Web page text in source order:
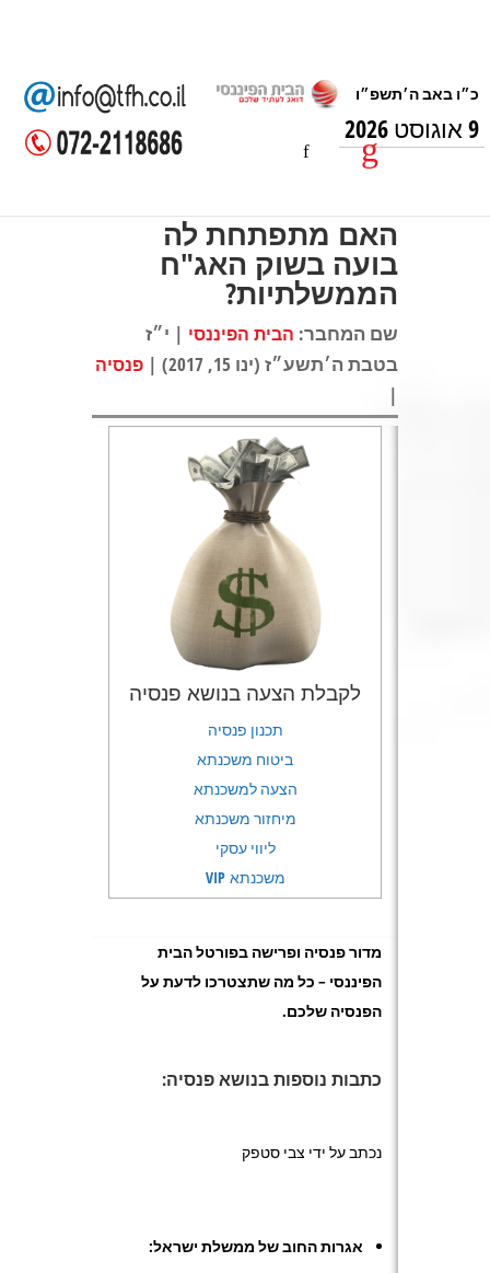
9 אוגוסט 2026
האם מתפתחת לה
בועה בשוק האג"ח
הממשלתיות?
שם המחבר: הבית הפיננסי | י״ז
בטבת ה׳תשע״ז (ינו 15, 2017) |
פנסיה
|
לקבלת הצעה בנושא פנסיה
תכנון פנסיה
ביטוח משכנתא
הצעה למשכנתא
מיחזור משכנתא
ליווי עסקי
משכנתא VIP
מדור פנסיה ופרישה בפורטל הבית
הפיננסי – כל מה שתצטרכו לדעת על
הפנסיה שלכם.
כתבות נוספות בנושא פנסיה:
נכתב על ידי צבי סטפק
אגרות החוב של ממשלת ישראל: